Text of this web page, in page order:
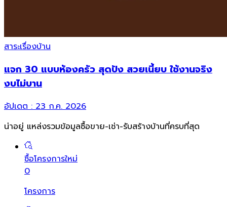
สาระเรื่องบ้าน
แจก 30 แบบห้องครัว สุดปัง สวยเนี้ยบ ใช้งานจริง
งบไม่บาน
อัปเดต : 23 ก.ค. 2026
น่าอยู่ แหล่งรวมข้อมูลซื้อขาย-เช่า-รับสร้างบ้านที่ครบที่สุด
ซื้อโครงการใหม่
0
โครงการ